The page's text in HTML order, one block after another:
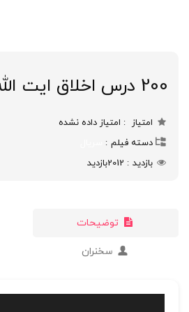
200 درس اخلاق ایت الله توکل
امتیاز
امتیاز داده نشده
دسته فیلم
بازدید
2012بازدید
توضیحات
سخنران